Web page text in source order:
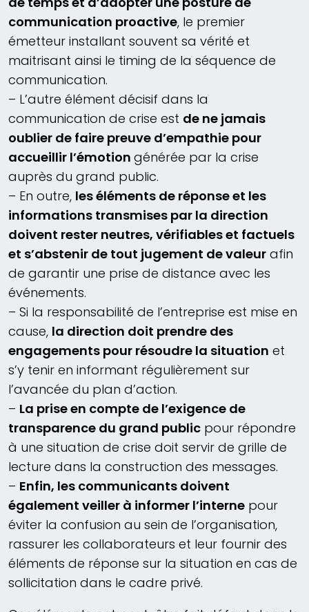
communication proactive, le premier
émetteur installant souvent sa vérité et
maitrisant ainsi le timing de la séquence de
communication.
– L’autre élément décisif dans la
communication de crise est de ne jamais
oublier de faire preuve d’empathie pour
accueillir l’émotion générée par la crise
auprès du grand public.
– En outre, les éléments de réponse et les
informations transmises par la direction
doivent rester neutres, vérifiables et factuels
et s’abstenir de tout jugement de valeur afin
de garantir une prise de distance avec les
événements.
– Si la responsabilité de l’entreprise est mise en
cause, la direction doit prendre des
engagements pour résoudre la situation et
s’y tenir en informant régulièrement sur
l’avancée du plan d’action.
– La prise en compte de l’exigence de
transparence du grand public pour répondre
à une situation de crise doit servir de grille de
lecture dans la construction des messages.
– Enfin, les communicants doivent
également veiller à informer l’interne pour
éviter la confusion au sein de l’organisation,
rassurer les collaborateurs et leur fournir des
éléments de réponse sur la situation en cas de
sollicitation dans le cadre privé.